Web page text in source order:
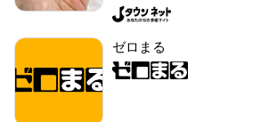
ゼロまる